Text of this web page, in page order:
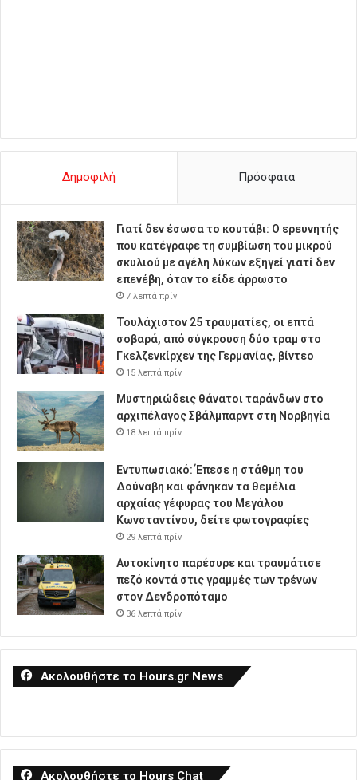
Δημοφιλή Πρόσφατα
Γιατί δεν έσωσα το κουτάβι: Ο ερευνητής
που κατέγραφε τη συμβίωση του μικρού
σκυλιού με αγέλη λύκων εξηγεί γιατί δεν
επενέβη, όταν το είδε άρρωστο
7 λεπτά πρίν
Τουλάχιστον 25 τραυματίες, οι επτά
σοβαρά, από σύγκρουση δύο τραμ στο
Γκελζενκίρχεν της Γερμανίας, βίντεο
15 λεπτά πρίν
Μυστηριώδεις θάνατοι ταράνδων στο
αρχιπέλαγος Σβάλμπαρντ στη Νορβηγία
18 λεπτά πρίν
Εντυπωσιακό: Έπεσε η στάθμη του
Δούναβη και φάνηκαν τα θεμέλια
αρχαίας γέφυρας του Μεγάλου
Κωνσταντίνου, δείτε φωτογραφίες
29 λεπτά πρίν
Αυτοκίνητο παρέσυρε και τραυμάτισε
πεζό κοντά στις γραμμές των τρένων
στον Δενδροπόταμο
36 λεπτά πρίν
Ακολουθήστε το Hours.gr News
Ακολουθήστε το Hours Chat